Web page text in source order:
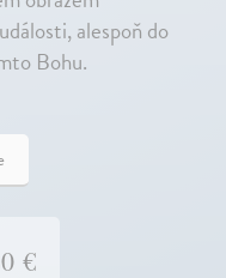
alespoň do
Bohu.
€